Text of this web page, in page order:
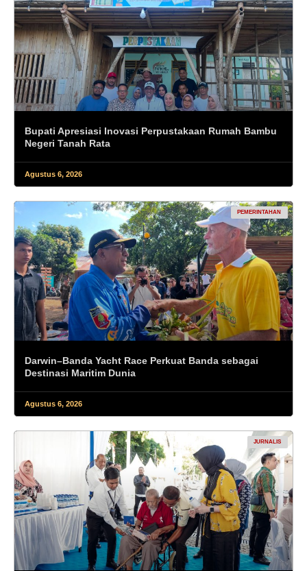
Bupati Apresiasi Inovasi Perpustakaan Rumah Bambu
Negeri Tanah Rata
Agustus 6, 2026
PEMERINTAHAN
Darwin–Banda Yacht Race Perkuat Banda sebagai
Destinasi Maritim Dunia
Agustus 6, 2026
JURNALIS